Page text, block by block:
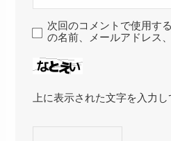
次回のコメントで使用す
の名前、メールアドレス
上に表示された文字を入力し